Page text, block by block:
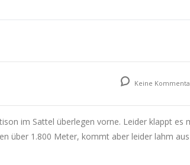
Keine
im Sattel überlegen vorne. Leider klappt es
über 1.800 Meter, kommt aber leider lahm